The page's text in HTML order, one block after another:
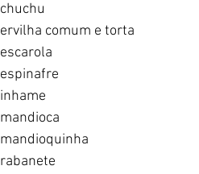
chuchu
ervilha comum e torta
escarola
espinafre
inhame
mandioca
mandioquinha
rabanete